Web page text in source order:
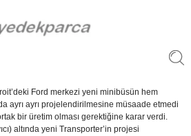
Ford merkezi yeni minibüsün hem
ayrı ayrı projelendirilmesine müsaade etmedi
bir üretim olması gerektiğine karar verdi.
altında yeni Transporter’in projesi